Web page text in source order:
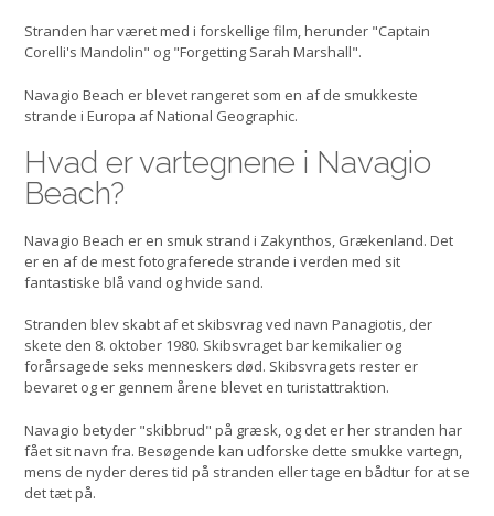
Stranden har været med i forskellige film, herunder "Captain
Corelli's Mandolin" og "Forgetting Sarah Marshall".
Navagio Beach er blevet rangeret som en af de smukkeste
strande i Europa af National Geographic.
Hvad er vartegnene i Navagio
Beach?
Navagio Beach er en smuk strand i Zakynthos, Grækenland. Det
er en af de mest fotograferede strande i verden med sit
fantastiske blå vand og hvide sand.
Stranden blev skabt af et skibsvrag ved navn Panagiotis, der
skete den 8. oktober 1980. Skibsvraget bar kemikalier og
forårsagede seks menneskers død. Skibsvragets rester er
bevaret og er gennem årene blevet en turistattraktion.
Navagio betyder "skibbrud" på græsk, og det er her stranden har
fået sit navn fra. Besøgende kan udforske dette smukke vartegn,
mens de nyder deres tid på stranden eller tage en bådtur for at se
det tæt på.